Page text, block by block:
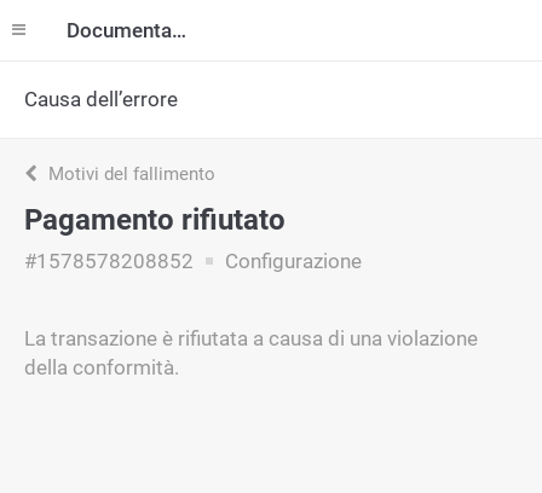
Documentazione
Causa dell’errore
Motivi del fallimento
Pagamento rifiutato
#1578578208852 Configurazione
La transazione è rifiutata a causa di una violazione
della conformità.